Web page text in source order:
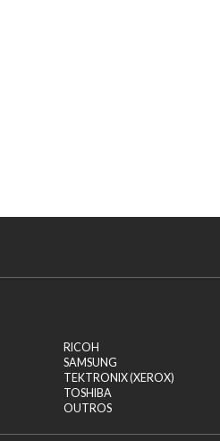
RICOH
SAMSUNG
TEKTRONIX (XEROX)
TOSHIBA
OUTROS